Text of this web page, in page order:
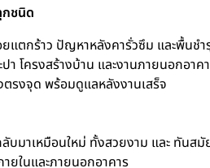
กชนิด
แตกร้าว ปัญหาหลังคารั่วซึม และพื้นชำ
า โครงสร้างบ้าน และงานภายนอกอาค
รงจุด พร้อมดูแลหลังงานเสร็จ
บมาเหมือนใหม่ ทั้งสวยงาม และ ทันสมั
ยในและภายนอกอาคาร